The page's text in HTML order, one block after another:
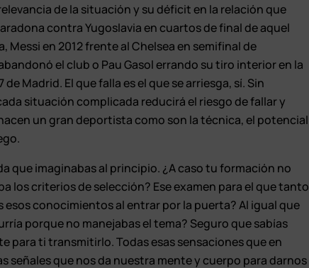
de la situación y su déficit en la relación que
contra Yugoslavia en cuartos de final de aquel
en 2012 frente al Chelsea en semifinal de
el club o Pau Gasol errando su tiro interior en la
Madrid. El que falla es el que se arriesga, sí. Sin
situación complicada reducirá el riesgo de fallar y
un gran deportista como son la técnica, el potencial
que imaginabas al principio. ¿A caso tu formación no
los criterios de selección? Ese examen para el que tanto
conocimientos al entrar por la puerta? Al igual que
porque no manejabas el tema? Seguro que sabías
para ti transmitirlo. Todas esas sensaciones que en
señales que nos da nuestra mente y cuerpo para darnos